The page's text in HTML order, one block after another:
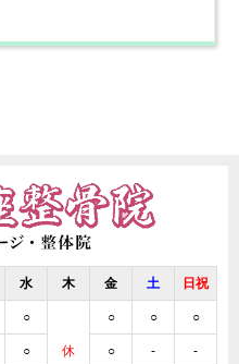
水 木 金 土 日祝
○
休
○ ○ ○
○ ○ - -